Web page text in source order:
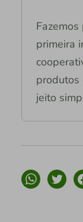
primeira
produtos
jeito